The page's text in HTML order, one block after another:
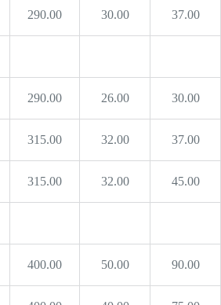
290.00 30.00 37.00
290.00 26.00 30.00
315.00 32.00 37.00
315.00 32.00 45.00
400.00 50.00 90.00